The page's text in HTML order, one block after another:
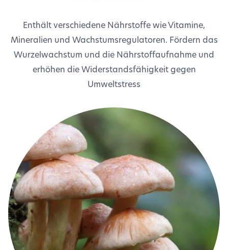
Enthält verschiedene Nährstoffe wie Vitamine,
Mineralien und Wachstumsregulatoren. Fördern das
Wurzelwachstum und die Nährstoffaufnahme und
erhöhen die Widerstandsfähigkeit gegen
Umweltstress